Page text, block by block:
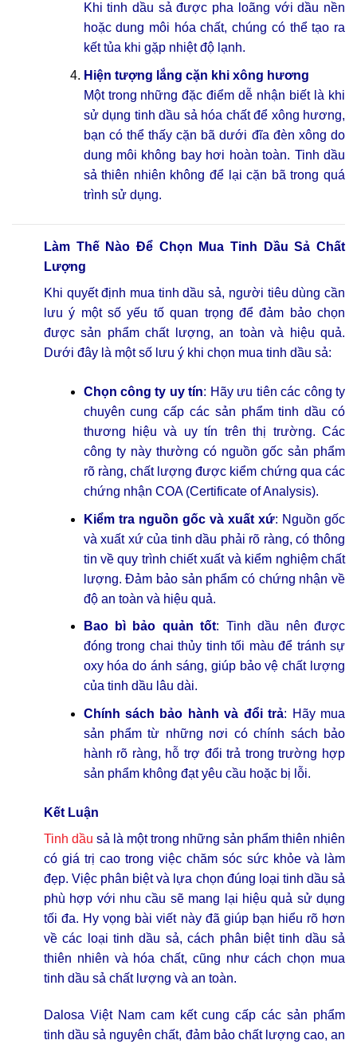
Khi tinh dầu sả được pha loãng với dầu nền
hoặc dung môi hóa chất, chúng có thể tạo ra
kết tủa khi gặp nhiệt độ lạnh.
Hiện tượng lắng cặn khi xông hương
Một trong những đặc điểm dễ nhận biết là khi
sử dụng tinh dầu sả hóa chất để xông hương,
bạn có thể thấy cặn bã dưới đĩa đèn xông do
dung môi không bay hơi hoàn toàn. Tinh dầu
sả thiên nhiên không để lại cặn bã trong quá
trình sử dụng.
Làm Thế Nào Để Chọn Mua Tinh Dầu Sả Chất
Lượng
Khi quyết định mua tinh dầu sả, người tiêu dùng cần
lưu ý một số yếu tố quan trọng để đảm bảo chọn
được sản phẩm chất lượng, an toàn và hiệu quả.
Dưới đây là một số lưu ý khi chọn mua tinh dầu sả:
Chọn công ty uy tín: Hãy ưu tiên các công ty
chuyên cung cấp các sản phẩm tinh dầu có
thương hiệu và uy tín trên thị trường. Các
công ty này thường có nguồn gốc sản phẩm
rõ ràng, chất lượng được kiểm chứng qua các
chứng nhận COA (Certificate of Analysis).
Kiểm tra nguồn gốc và xuất xứ: Nguồn gốc
và xuất xứ của tinh dầu phải rõ ràng, có thông
tin về quy trình chiết xuất và kiểm nghiệm chất
lượng. Đảm bảo sản phẩm có chứng nhận về
độ an toàn và hiệu quả.
Bao bì bảo quản tốt: Tinh dầu nên được
đóng trong chai thủy tinh tối màu để tránh sự
oxy hóa do ánh sáng, giúp bảo vệ chất lượng
của tinh dầu lâu dài.
Chính sách bảo hành và đổi trả: Hãy mua
sản phẩm từ những nơi có chính sách bảo
hành rõ ràng, hỗ trợ đổi trả trong trường hợp
sản phẩm không đạt yêu cầu hoặc bị lỗi.
Kết Luận
Tinh dầu sả là một trong những sản phẩm thiên nhiên
có giá trị cao trong việc chăm sóc sức khỏe và làm
đẹp. Việc phân biệt và lựa chọn đúng loại tinh dầu sả
phù hợp với nhu cầu sẽ mang lại hiệu quả sử dụng
tối đa. Hy vọng bài viết này đã giúp bạn hiểu rõ hơn
về các loại tinh dầu sả, cách phân biệt tinh dầu sả
thiên nhiên và hóa chất, cũng như cách chọn mua
tinh dầu sả chất lượng và an toàn.
Dalosa Việt Nam cam kết cung cấp các sản phẩm
tinh dầu sả nguyên chất, đảm bảo chất lượng cao, an